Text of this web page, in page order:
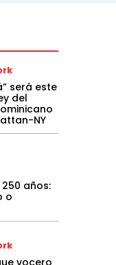
será este
del
NY
250 años:
o
vocero